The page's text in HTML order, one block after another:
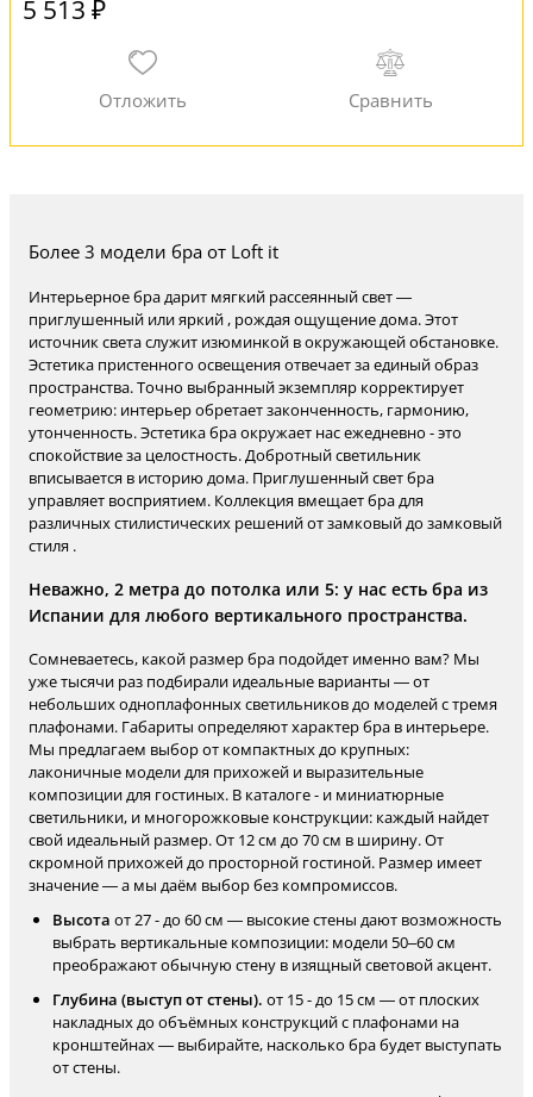
5 513 ₽
Более 3 модели бра от Loft it
Интерьерное бра дарит мягкий рассеянный свет —
приглушенный или яркий , рождая ощущение дома. Этот
источник света служит изюминкой в окружающей обстановке.
Эстетика пристенного освещения отвечает за единый образ
пространства. Точно выбранный экземпляр корректирует
геометрию: интерьер обретает законченность, гармонию,
утонченность. Эстетика бра окружает нас ежедневно - это
спокойствие за целостность. Добротный светильник
вписывается в историю дома. Приглушенный свет бра
управляет восприятием. Коллекция вмещает бра для
различных стилистических решений от замковый до замковый
стиля .
Неважно, 2 метра до потолка или 5: у нас есть бра из
Испании для любого вертикального пространства.
Сомневаетесь, какой размер бра подойдет именно вам? Мы
уже тысячи раз подбирали идеальные варианты — от
небольших одноплафонных светильников до моделей с тремя
плафонами. Габариты определяют характер бра в интерьере.
Мы предлагаем выбор от компактных до крупных:
лаконичные модели для прихожей и выразительные
композиции для гостиных. В каталоге - и миниатюрные
светильники, и многорожковые конструкции: каждый найдет
свой идеальный размер. От 12 см до 70 см в ширину. От
скромной прихожей до просторной гостиной. Размер имеет
значение — а мы даём выбор без компромиссов.
Высота от 27 - до 60 см — высокие стены дают возможность
выбрать вертикальные композиции: модели 50–60 см
преображают обычную стену в изящный световой акцент.
Глубина (выступ от стены). от 15 - до 15 см — от плоских
накладных до объёмных конструкций с плафонами на
кронштейнах — выбирайте, насколько бра будет выступать
от стены.